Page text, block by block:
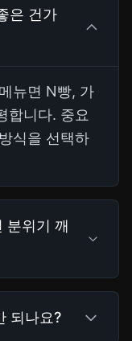
은 건가
뉴면 N빵, 가
합니다. 중요
식을 선택하
분위기 깨
되나요?